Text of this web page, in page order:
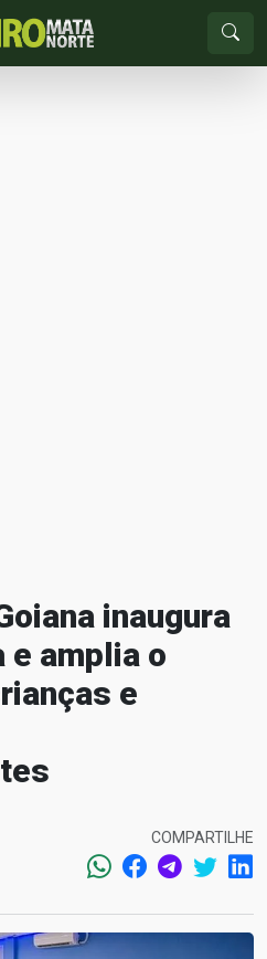
inaugura
e amplia o
e
COMPARTILHE